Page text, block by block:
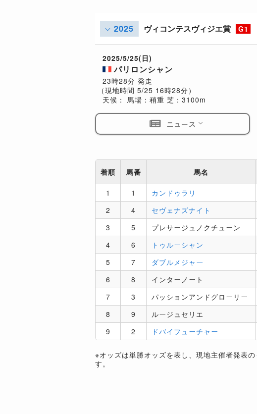
2025 ヴィコンテスヴィジエ賞 G1
2025/5/25(日)
パリロンシャン
23時28分 発走
（現地時間 5/25 16時28分）
天候： 馬場：稍重 芝：3100m
ニュース
着順 馬番 馬名
1
1 カンドゥラリ
2
4 セヴェナズナイト
3
5 プレサージュノクチューン
4
6 トゥルーシャン
5
7 ダブルメジャー
6
8 インターノート
7
3 パッションアンドグローリー
8
9 ルージュセリエ
9
2 ドバイフューチャー
※オッズは単勝オッズを表し、現地主催者発表
す。